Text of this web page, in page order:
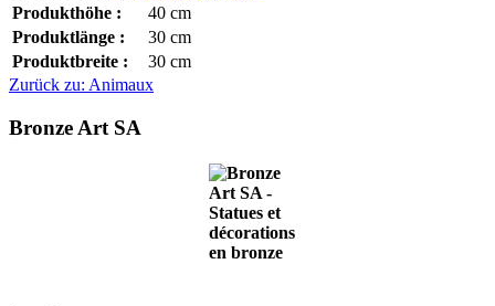
Produkthöhe :
40 cm
Produktlänge :
30 cm
Produktbreite :
30 cm
Zurück zu: Animaux
Bronze Art SA